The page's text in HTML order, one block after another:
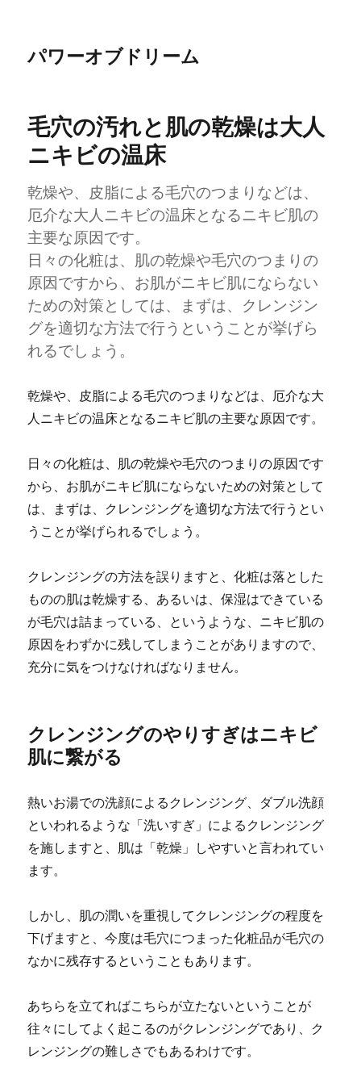
パワーオブドリーム
毛穴の汚れと肌の乾燥は大人
ニキビの温床
乾燥や、皮脂による毛穴のつまりなどは、
厄介な大人ニキビの温床となるニキビ肌の
主要な原因です。
日々の化粧は、肌の乾燥や毛穴のつまりの
原因ですから、お肌がニキビ肌にならない
ための対策としては、まずは、クレンジン
グを適切な方法で行うということが挙げら
れるでしょう。
乾燥や、皮脂による毛穴のつまりなどは、厄介な大
人ニキビの温床となるニキビ肌の主要な原因です。
日々の化粧は、肌の乾燥や毛穴のつまりの原因です
から、お肌がニキビ肌にならないための対策として
は、まずは、クレンジングを適切な方法で行うとい
うことが挙げられるでしょう。
クレンジングの方法を誤りますと、化粧は落とした
ものの肌は乾燥する、あるいは、保湿はできている
が毛穴は詰まっている、というような、ニキビ肌の
原因をわずかに残してしまうことがありますので、
充分に気をつけなければなりません。
クレンジングのやりすぎはニキビ
肌に繋がる
熱いお湯での洗顔によるクレンジング、ダブル洗顔
といわれるような「洗いすぎ」によるクレンジング
を施しますと、肌は「乾燥」しやすいと言われてい
ます。
しかし、肌の潤いを重視してクレンジングの程度を
下げますと、今度は毛穴につまった化粧品が毛穴の
なかに残存するということもあります。
あちらを立てればこちらが立たないということが
往々にしてよく起こるのがクレンジングであり、ク
レンジングの難しさでもあるわけです。